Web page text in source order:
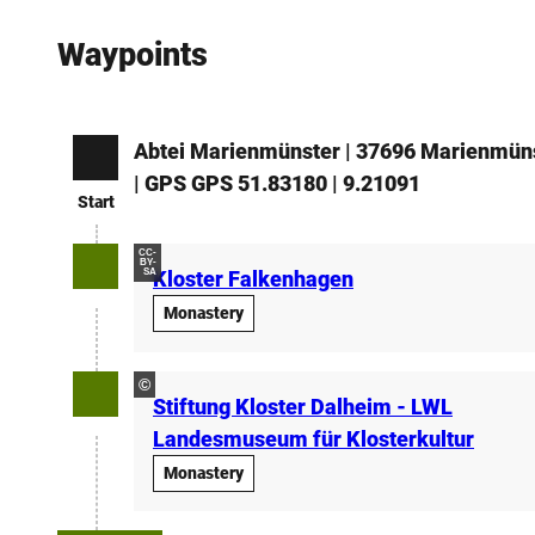
Waypoints
Start
Abtei Marienmünster | 37696
| GPS GPS 51.83180 | 9.21091
CC-
BY-
SAKloster Falkenhagen
Monastery
©
Stiftung Kloster Dalheim - LWL
Landesmuseum für Klosterkultur
Monastery